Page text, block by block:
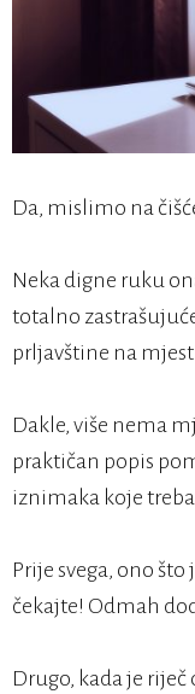
Da, mislimo na
Neka digne ruku
totalno
prljavštine na
Dakle, više nema
praktičan popis
iznimaka koje
Prije svega, ono
čekajte! Odmah
Drugo, kada je